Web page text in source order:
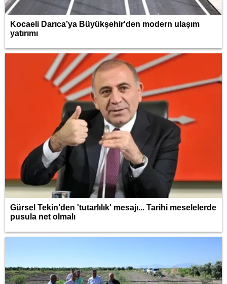
Kocaeli Darıca’ya Büyükşehir'den modern ulaşım
yatırımı
Gürsel Tekin’den 'tutarlılık' mesajı... Tarihi meselelerde
pusula net olmalı